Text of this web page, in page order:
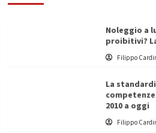
Noleggio a
proibitivi?
Filippo
La
2010 a oggi
Filippo